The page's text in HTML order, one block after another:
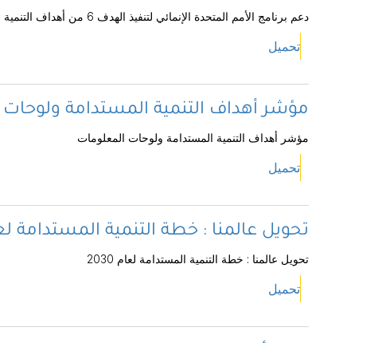
دعم برنامج الأمم المتحدة الإنمائي لتنفيذ الهدف 6 من أهداف التنمية المستدامة
تحميل
مؤشر أهداف التنمية المستدامة
مؤشر أهداف التنمية المستدامة ولوحات المعلومات
تحميل
تحويل عالمنا : خطة التنمية المستدامة لعام
تحويل عالمنا : خطة التنمية المستدامة لعام 2030
تحميل